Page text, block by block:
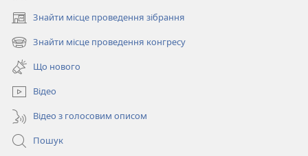
Знайти місце проведення зібрання
(відкривається
у
новому
вікні)
Знайти місце проведення конгресу
(відкривається
новому
вікні)
Що нового
Відео
Відео з голосовим описом
Пошук